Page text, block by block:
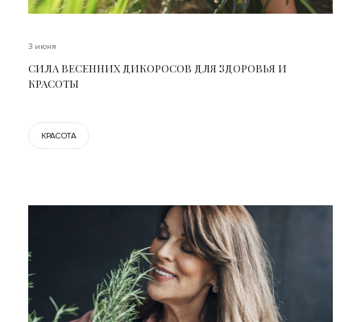
3 июня
СИЛА ВЕСЕННИХ ДИКОРОСОВ ДЛЯ ЗДОРОВЬЯ И
КРАСОТЫ
КРАСОТА